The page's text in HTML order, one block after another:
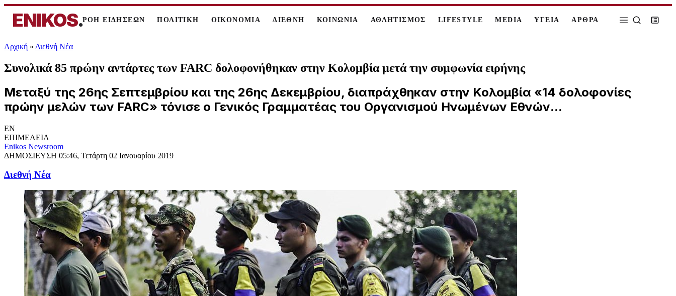
ENIKOS.ΡΟΗ ΕΙΔΗΣΕΩΝ ΠΟΛΙΤΙΚΗ ΟΙΚΟΝΟΜΙΑ ΔΙΕΘΝΗ ΚΟΙΝΩΝΙΑ ΑΘΛΗΤΙΣΜΟΣ LIFESTYLE MEDIA ΥΓΕΙΑ ΑΡΘΡΑ
Αρχική » Διεθνή Νέα
Συνολικά 85 πρώην αντάρτες των FARC δολοφονήθηκαν στην Κολομβία μετά την συμφωνία ειρήνης
Μεταξύ της 26ης Σεπτεμβρίου και της 26ης Δεκεμβρίου, διαπράχθηκαν στην Κολομβία «14 δολοφονίες
πρώην μελών των FARC» τόνισε ο Γενικός Γραμματέας του Οργανισμού Ηνωμένων Εθνών...
EN
ΕΠΙΜΕΛΕΙΑ
Enikos Newsroom
ΔΗΜΟΣΙΕΥΣΗ 05:46, Τετάρτη 02 Ιανουαρίου 2019
Διεθνή Νέα